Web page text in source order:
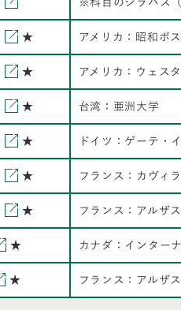
※科目のシラバス
★ アメリカ：昭和ボ
★ アメリカ：ウェス
★ 台湾：亜洲大学
★ ドイツ：ゲーテ・
★ フランス：カヴィ
★ フランス：アルザ
★ カナダ：インター
★ フランス：アルザス